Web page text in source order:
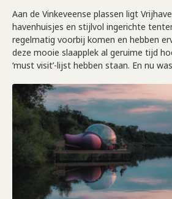
Aan de Vinkeveense plassen ligt
havenhuisjes en stijlvol ingerichte
regelmatig voorbij komen en hebben
deze mooie slaapplek al geruime tijd
‘must visit’-lijst hebben staan. En nu